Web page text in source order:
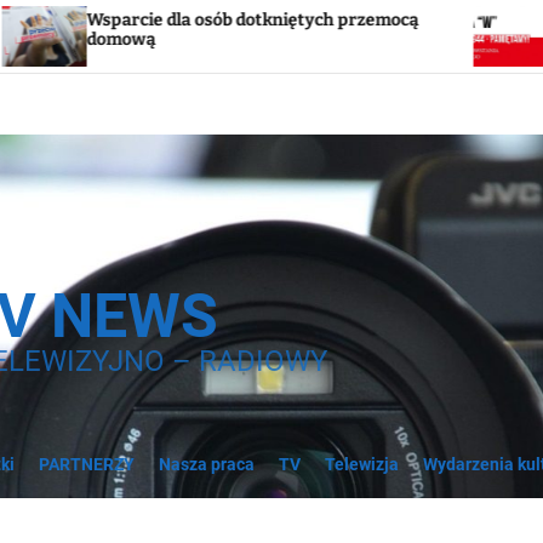
dla osób dotkniętych przemocą
Godzina „W”. W
NEWS
– RADIOWY
PARTNERZY Nasza praca TV Telewizja Wydarzenia